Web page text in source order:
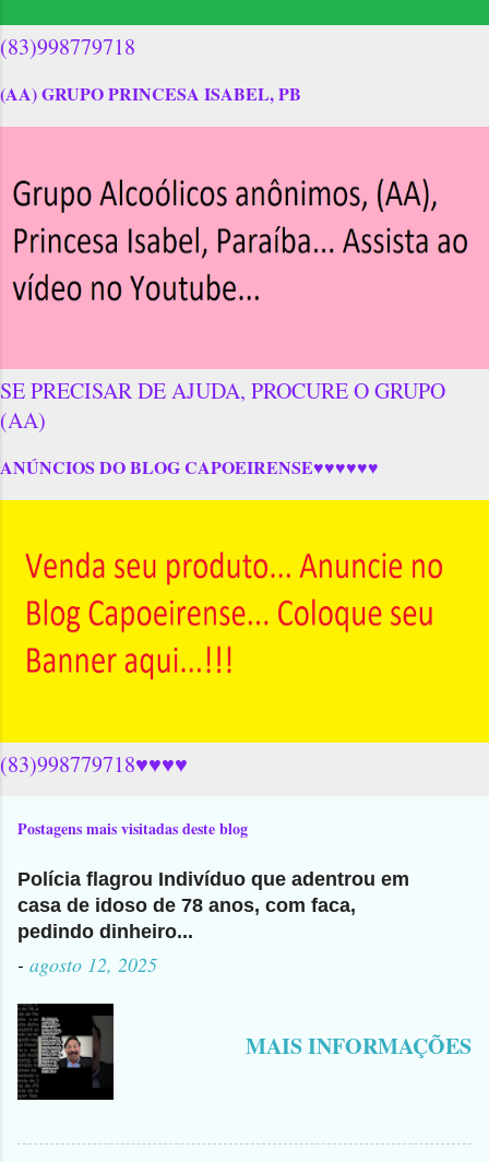
(83)998779718
(AA) GRUPO PRINCESA ISABEL, PB
SE PRECISAR DE AJUDA, PROCURE O GRUPO
(AA)
ANÚNCIOS DO BLOG CAPOEIRENSE♥♥♥♥♥♥
(83)998779718♥♥♥♥
Postagens mais visitadas deste blog
Polícia flagrou Indivíduo que adentrou em
casa de idoso de 78 anos, com faca,
pedindo dinheiro...
- agosto 12, 2025
MAIS INFORMAÇÕES